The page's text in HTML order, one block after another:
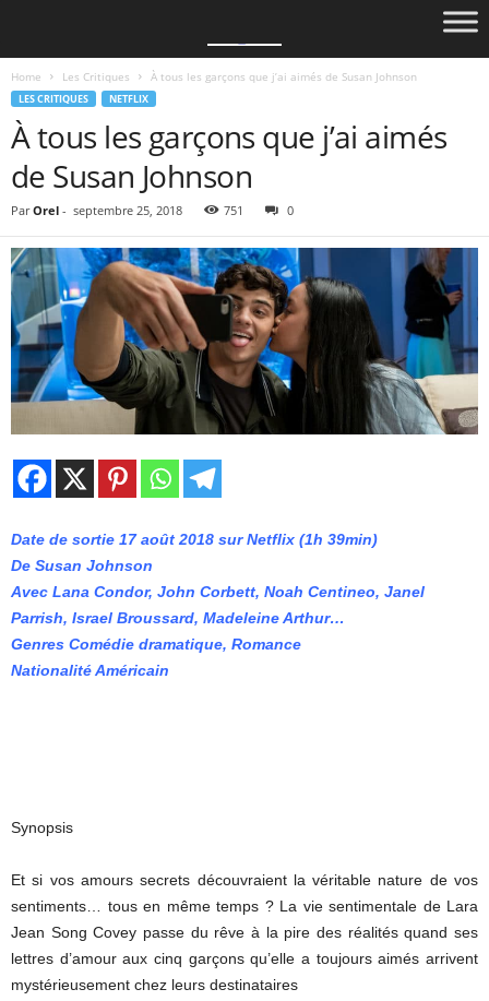
Home Les Critiques À tous les garçons que j’ai aimés de Susan Johnson
LES CRITIQUES NETFLIX
À tous les garçons que j’ai aimés
de Susan Johnson
Par Orel - septembre 25, 2018 751 0
Date de sortie 17 août 2018 sur Netflix (1h 39min)
De Susan Johnson
Avec Lana Condor, John Corbett, Noah Centineo, Janel
Parrish, Israel Broussard, Madeleine Arthur…
Genres Comédie dramatique, Romance
Nationalité Américain
Synopsis
Et si vos amours secrets découvraient la véritable nature de vos
sentiments… tous en même temps ? La vie sentimentale de Lara
Jean Song Covey passe du rêve à la pire des réalités quand ses
lettres d’amour aux cinq garçons qu’elle a toujours aimés arrivent
mystérieusement chez leurs destinataires